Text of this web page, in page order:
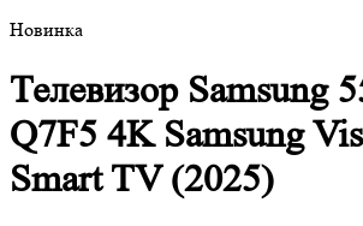
Новинка
Телевизор Samsung
Q7F5 4K Samsung
Smart TV (2025)